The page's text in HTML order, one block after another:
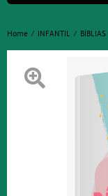
Home INFANTIL BÍBLIAS